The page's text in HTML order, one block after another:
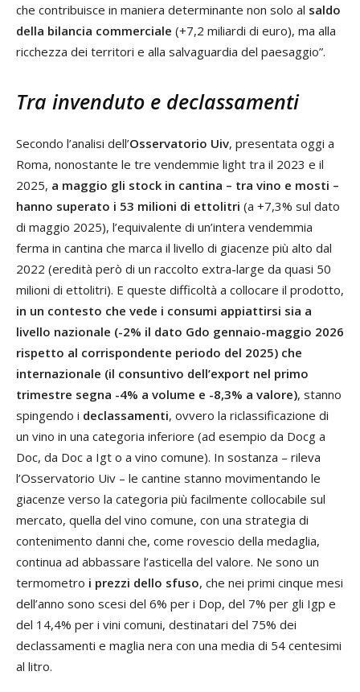
che contribuisce in maniera determinante non solo al saldo
della bilancia commerciale (+7,2 miliardi di euro), ma alla
ricchezza dei territori e alla salvaguardia del paesaggio”.
Tra invenduto e declassamenti
Secondo l’analisi dell’Osservatorio Uiv, presentata oggi a
Roma, nonostante le tre vendemmie light tra il 2023 e il
2025, a maggio gli stock in cantina – tra vino e mosti –
hanno superato i 53 milioni di ettolitri (a +7,3% sul dato
di maggio 2025), l’equivalente di un’intera vendemmia
ferma in cantina che marca il livello di giacenze più alto dal
2022 (eredità però di un raccolto extra-large da quasi 50
milioni di ettolitri). E queste difficoltà a collocare il prodotto,
in un contesto che vede i consumi appiattirsi sia a
livello nazionale (-2% il dato Gdo gennaio-maggio 2026
rispetto al corrispondente periodo del 2025) che
internazionale (il consuntivo dell’export nel primo
trimestre segna -4% a volume e -8,3% a valore), stanno
spingendo i declassamenti, ovvero la riclassificazione di
un vino in una categoria inferiore (ad esempio da Docg a
Doc, da Doc a Igt o a vino comune). In sostanza – rileva
l’Osservatorio Uiv – le cantine stanno movimentando le
giacenze verso la categoria più facilmente collocabile sul
mercato, quella del vino comune, con una strategia di
contenimento danni che, come rovescio della medaglia,
continua ad abbassare l’asticella del valore. Ne sono un
termometro i prezzi dello sfuso, che nei primi cinque mesi
dell’anno sono scesi del 6% per i Dop, del 7% per gli Igp e
del 14,4% per i vini comuni, destinatari del 75% dei
declassamenti e maglia nera con una media di 54 centesimi
al litro.